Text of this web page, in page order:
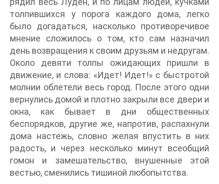
толпившихся у порога каждого дома, легко
было догадаться, насколько противоречивое
мнение сложилось о том, кто сам назначил
день возвращения к своим друзьям и недругам.
Около девяти толпы ожидающих пришли в
движение, и слова: «Идет! Идет!» с быстротой
молнии облетели весь город. После этого одни
вернулись домой и плотно закрыли все двери и
окна, как бывает в дни общественных
беспорядков, другие же, напротив, распахнули
дома настежь, словно желая впустить в них
радость, и через несколько минут всеобщий
гомон и замешательство, внушенные этой
вестью, сменились тишиной любопытства.